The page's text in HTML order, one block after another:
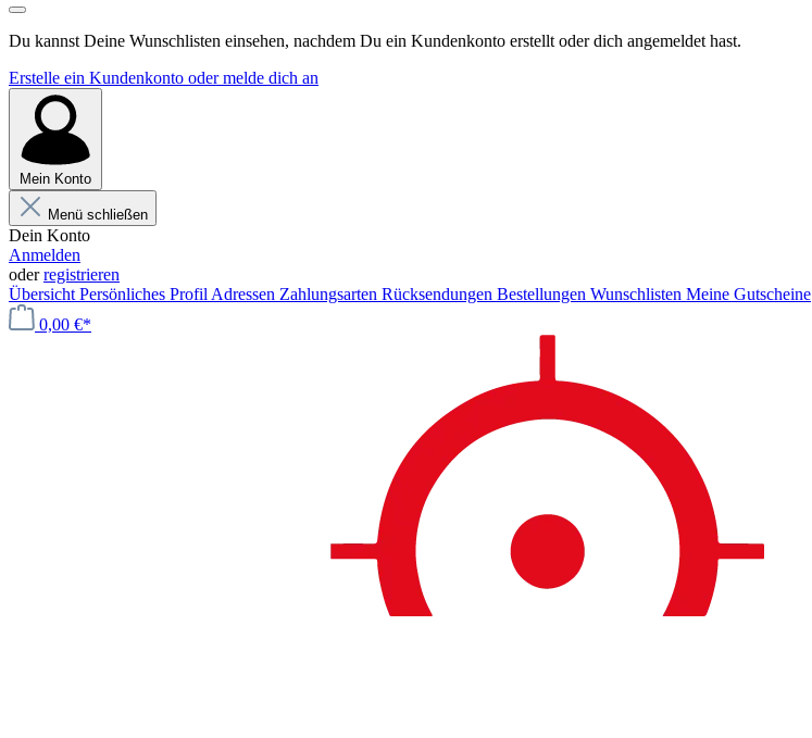
Du kannst Deine Wunschlisten einsehen, nachdem Du ein Kundenkonto erstellt oder dich angemeldet hast.
Erstelle ein Kundenkonto oder melde dich an
Mein Konto
Menü schließen
Dein Konto
Anmelden
oderregistrieren
Übersicht Persönliches Profil Adressen Zahlungsarten Rücksendungen Bestellungen Wunschlisten Meine Gutscheine
0,00 €*